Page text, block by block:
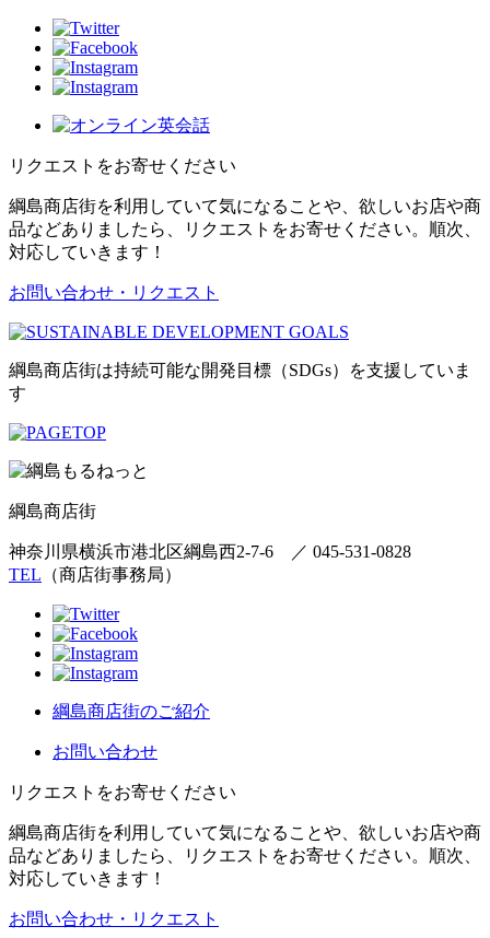
リクエストをお寄せください
綱島商店街を利用していて気になることや、欲しいお店や商
品などありましたら、リクエストをお寄せください。順次、
対応していきます！
お問い合わせ・リクエスト
綱島商店街は持続可能な開発目標（SDGs）を支援していま
す
綱島商店街
神奈川県横浜市港北区綱島西2-7-6 ／ 045-531-0828
TEL （商店街事務局）
綱島商店街のご紹介
お問い合わせ
リクエストをお寄せください
綱島商店街を利用していて気になることや、欲しいお店や商
品などありましたら、リクエストをお寄せください。順次、
対応していきます！
お問い合わせ・リクエスト